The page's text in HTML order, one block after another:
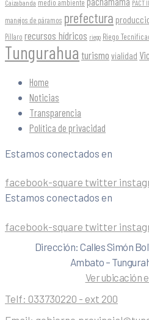
Caizabanda medio ambiente PACT II
manejos de páramos prefectura
Píllaro recursos hídricos riego Riego
Tungurahua turismo vialidad
Home
Noticias
Transparencia
Política de privacidad
Estamos conectados en
facebook-square twitter
Estamos conectados en
facebook-square twitter
Dirección: Calles Simón
Ambato –
Ver ubicación
Telf: 033730220 - ext 200